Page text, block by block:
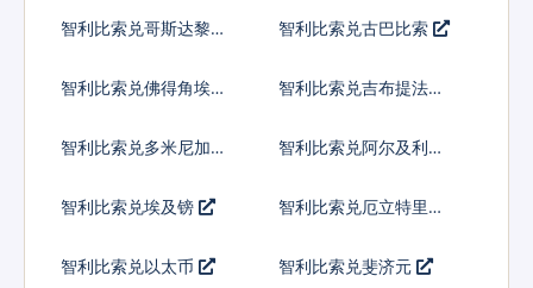
智利比索兑哥斯达黎加
智利比索兑古巴比索
智利比索兑佛得角埃斯
智利比索兑吉布提法郎
智利比索兑多米尼加比
智利比索兑阿尔及利亚
智利比索兑埃及镑
智利比索兑厄立特里亚
智利比索兑以太币 智利比索兑斐济元